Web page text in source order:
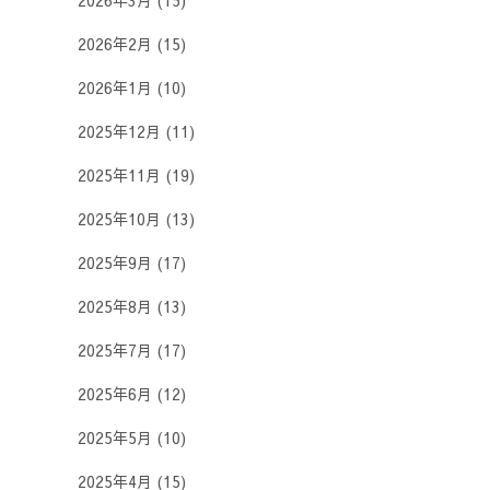
2026年2月 (15)
2026年1月 (10)
2025年12月 (11)
2025年11月 (19)
2025年10月 (13)
2025年9月 (17)
2025年8月 (13)
2025年7月 (17)
2025年6月 (12)
2025年5月 (10)
2025年4月 (15)